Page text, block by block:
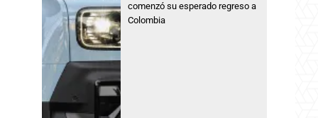
comenzó su esperado regreso a
Colombia